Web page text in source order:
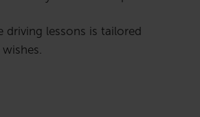
driving lessons is tailored